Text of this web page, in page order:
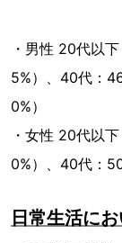
・男性 20代以
5%）、40代：
0%）
・女性 20代以
0%）、40代：
日常生活に